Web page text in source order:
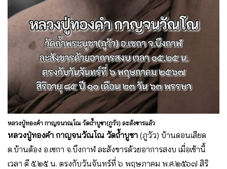
หลวงปู่ทองคำ กาญจนวณฺโณ วัดถ้ำบูชา(ภูวัว) ละสังขารแล้ว
หลวงปู่ทองคำ กาญจนวัณโณ วัดถ้ำบูชา (ภูวัว) บ้านดอนเสียด
ต.บ้านต้อง อ.เซกา จ.บึงกาฬ​ ละสังขารด้วยอาการสงบ เมื่อเช้านี้
เวลา ตี ๕.๒๕ น. ตรงกับวัน​จันทร์​ที่ ๖ พฤษภาคม​ พ.ศ.๒๕​๖​๗ สิริ